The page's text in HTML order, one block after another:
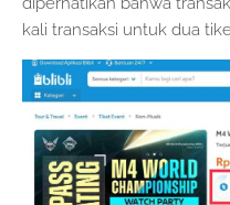
kali transaksi untuk dua